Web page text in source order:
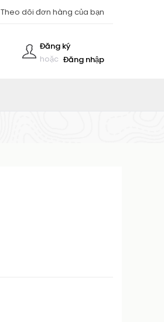
Theo dõi đơn hàng của bạn
Đăng ký
hoặc Đăng nhập